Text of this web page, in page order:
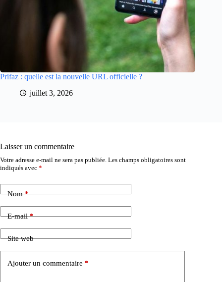
Prifaz : quelle est la nouvelle URL officielle ?
juillet 3, 2026
Laisser un commentaire
Votre adresse e-mail ne sera pas publiée. Les champs obligatoires sont
indiqués avec *
Nom*
E-mail*
Site web
Ajouter un commentaire *